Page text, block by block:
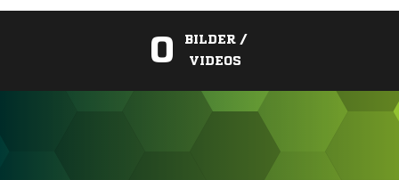
0
BILDER /
VIDEOS